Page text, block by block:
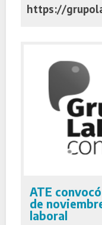
ATE
de
laboral